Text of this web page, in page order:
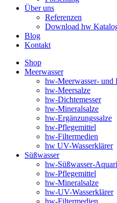
Über uns
Referenzen
Download hw
Blog
Kontakt
Shop
Meerwasser
hw-Meerwasser- und
hw-Meersalze
hw-Dichtemesser
hw-Mineralsalze
hw-Ergänzungssalze
hw-Pflegemittel
hw-Filtermedien
hw UV-Wasserklärer
Süßwasser
hw-Süßwasser-
hw-Pflegemittel
hw-Mineralsalze
hw-UV-Wasserklärer
hw-Filtermedien